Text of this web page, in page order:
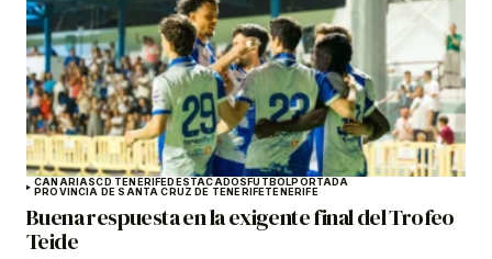
CANARIASCD TENERIFEDESTACADOSFÚTBOLPORTADA
PROVINCIA DE SANTA CRUZ DE TENERIFETENERIFE
Buena respuesta en la exigente final del Trofeo
Teide